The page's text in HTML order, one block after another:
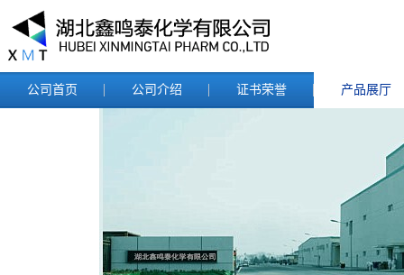
公司首页 公司介绍 证书荣誉 产品展厅